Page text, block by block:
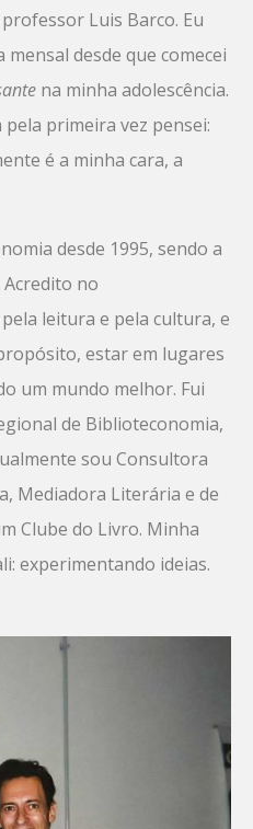
Luis Barco. Eu
desde que comecei
na minha adolescência.
primeira vez pensei:
é a minha cara, a
desde 1995, sendo a
no
leitura e pela cultura, e
estar em lugares
um mundo melhor. Fui
de Biblioteconomia,
sou Consultora
Mediadora Literária e de
Clube do Livro. Minha
experimentando ideias.